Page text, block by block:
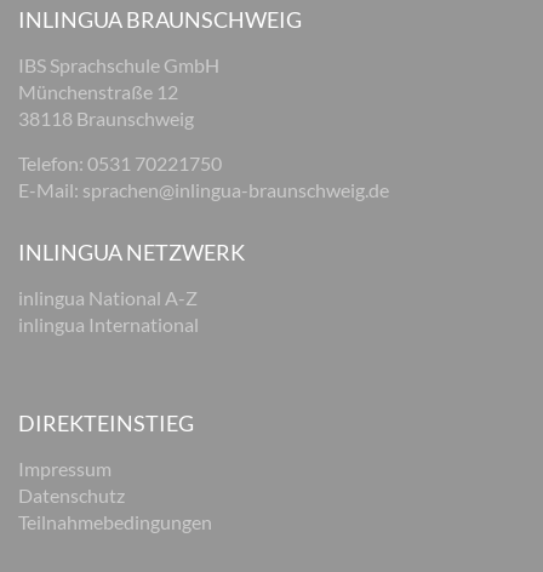
INLINGUA BRAUNSCHWEIG
IBS Sprachschule GmbH
Münchenstraße 12
38118 Braunschweig
Telefon: 0531 70221750
E-Mail: sprachen@inlingua-braunschweig.de
INLINGUA NETZWERK
inlingua National A-Z
inlingua International
DIREKTEINSTIEG
Impressum
Datenschutz
Teilnahmebedingungen